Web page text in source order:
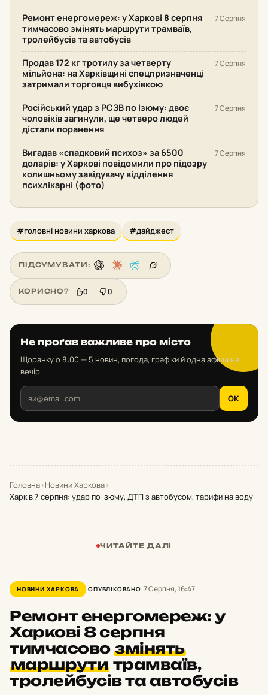
Ремонт енергомереж: у Харкові 8 серпня
тимчасово змінять маршрути трамваїв,
тролейбусів та автобусів
7 Серпня
Продав 172 кг тротилу за четверту
мільйона: на Харківщині спецпризначенці
затримали торговця вибухівкою
7 Серпня
Російський удар з РСЗВ по Ізюму: двоє
чоловіків загинули, ще четверо людей
дістали поранення
7 Серпня
Вигадав «спадковий психоз» за 6500
доларів: у Харкові повідомили про підозру
колишньому завідувачу відділення
психлікарні (фото)
7 Серпня
#головні новини харкова #дайджест
ПІДСУМУВАТИ:
КОРИСНО? 0 0
Не проґав важливе про місто
Щоранку о 8:00 — 5 новин, погода, графіки й одна афіша на
вечір.
OK
Головна›Новини Харкова›
Харків 7 серпня: удар по Ізюму, ДТП з автобусом, тарифи на воду
ЧИТАЙТЕ ДАЛІ
НОВИНИ ХАРКОВА ОПУБЛІКОВАНО 7 Серпня, 16:47
Ремонт енергомереж: у
Харкові 8 серпня
тимчасовозмінять
маршрутитрамваїв,
тролейбусів та автобусів